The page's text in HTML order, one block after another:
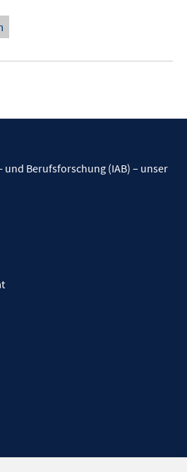
Berufsforschung (IAB) – unser